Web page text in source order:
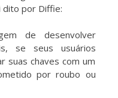
dito por Diffie:
de desenvolver
se seus usuários
suas chaves com um
por roubo ou